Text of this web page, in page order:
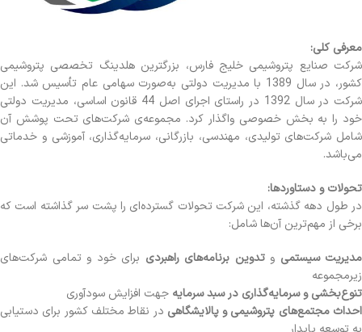
معرفی کلی:
شرکت صنایع پتروشیمی خلیج فارس، بزرگترین هلدینگ تخصصی پتروشیمی
کشور، در سال 1389 با مدیریت دولتی به‌صورت سهامی عام تأسیس شد. این
شرکت در سال 1392 در راستای اجرای اصل 44 قانون اساسی، مدیریت دولتی
خود را به بخش خصوصی واگذار کرد. مجموعه‌ی شرکت‌های تحت پوشش آن
شامل شرکت‌های تولیدی، مهندسی، بازرگانی، سرمایه‌گذاری، آموزشی و خدماتی
می‌باشد.
تحولات و دستاوردها:
در طول دهه گذشته، این شرکت تحولات گسترده‌ای را پشت سر گذاشته است که
برخی از مهم‌ترین آن‌ها شامل:
مدیریت سیستمی وتدوین برنامه‌های راهبردی برای خود و تمامی شرکت‌های
زیرمجموعه
تنوع‌بخشی و سرمایه‌گذاری در سبد سرمایه جهت افزایش سودآوری
احداث مجتمع‌های پتروشیمی و پالایشگاهی در نقاط مختلف کشور برای دستیابی